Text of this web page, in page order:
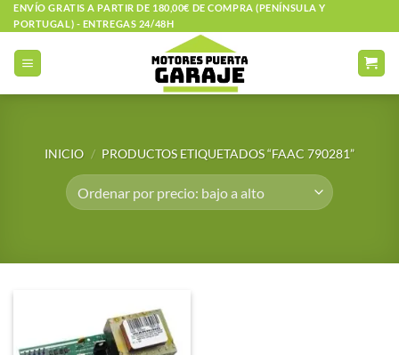
Saltar
al
contenido
ENVÍO GRATIS A PARTIR DE 180,00€ DE COMPRA (PENÍNSULA Y
PORTUGAL) - ENTREGAS 24/48H
INICIO / PRODUCTOS ETIQUETADOS “FAAC 790281”